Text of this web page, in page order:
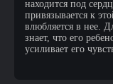
находится под
привязывается к
влюбляется в нее.
знает, что его
усиливает его